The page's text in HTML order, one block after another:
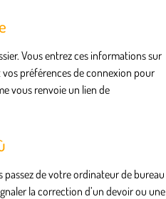
Vous entrez ces informations sur
préférences de connexion pour
vous renvoie un lien de
passez de votre ordinateur de bureau
la correction d’un devoir ou une